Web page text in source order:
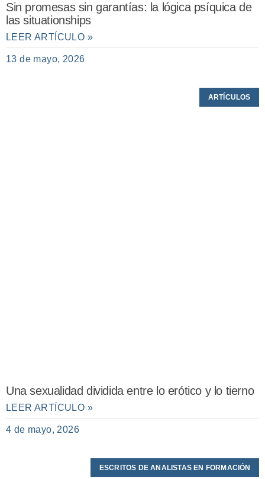
Sin promesas sin garantías: la lógica psíquica de
las situationships
LEER ARTÍCULO »
13 de mayo, 2026
ARTÍCULOS
Una sexualidad dividida entre lo erótico y lo tierno
LEER ARTÍCULO »
4 de mayo, 2026
ESCRITOS DE ANALISTAS EN FORMACIÓN